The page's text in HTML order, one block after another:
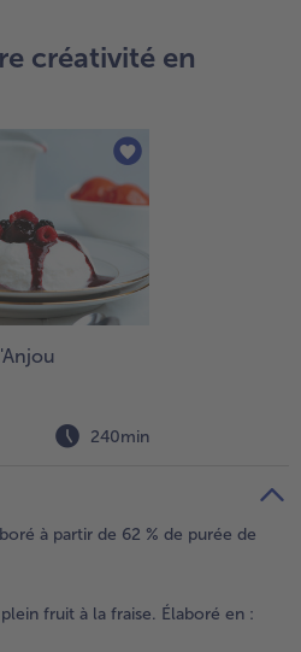
créativité en
240min
à partir de 62 % de purée de
fruit à la fraise. Élaboré en :